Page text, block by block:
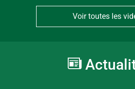
Voir toutes les